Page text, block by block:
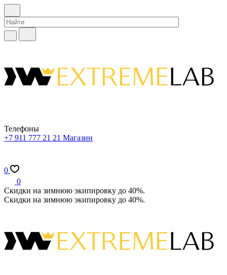
Телефоны
+7 911 777 21 21 Магазин
0
0
Скидки на зимнюю экипировку до 40%.
Скидки на зимнюю экипировку до 40%.